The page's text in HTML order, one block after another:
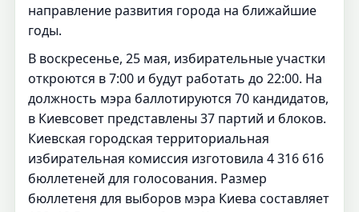
направление развития города на ближайшие
годы.
В воскресенье, 25 мая, избирательные участки
откроются в 7:00 и будут работать до 22:00. На
должность мэра баллотируются 70 кандидатов,
в Киевсовет представлены 37 партий и блоков.
Киевская городская территориальная
избирательная комиссия изготовила 4 316 616
бюллетеней для голосования. Размер
бюллетеня для выборов мэра Киева составляет